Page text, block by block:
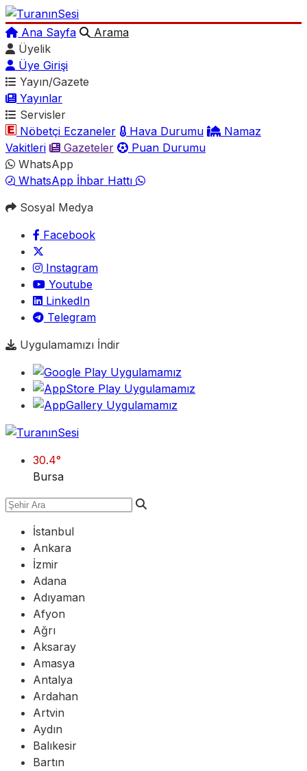
Ana Sayfa
Arama
Üyelik
Üye Girişi
Yayın/Gazete
Yayınlar
Servisler
Nöbetçi Eczaneler
Hava Durumu
Namaz
Vakitleri
Gazeteler
Puan Durumu
WhatsApp
WhatsApp İhbar Hattı
Sosyal Medya
Facebook
Instagram
Youtube
LinkedIn
Telegram
Uygulamamızı İndir
30.4°
Bursa
İstanbul
Ankara
İzmir
Adana
Adıyaman
Afyon
Ağrı
Aksaray
Amasya
Antalya
Ardahan
Artvin
Aydın
Balıkesir
Bartın